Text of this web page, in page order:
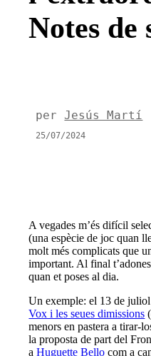
Notes de
per Jesús Martí
25/07/2024
A vegades m’és difícil
(una espècie de joc quan
molt més complicats que
important. Al final
quan et poses al dia.
Un exemple: el 13 de
Vox i les seues dimissions
menors en pastera a tirar-
la proposta de part del
aHuguette Bello com a